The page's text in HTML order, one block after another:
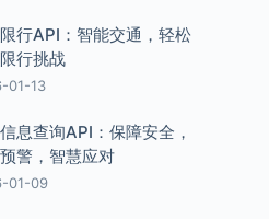
行API：智能交通，轻松
行挑战
01-13
息查询API：保障安全，
警，智慧应对
01-09